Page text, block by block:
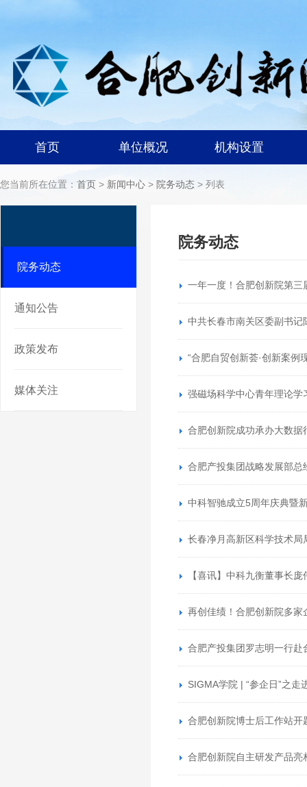
首页 单位概况 机构设置
您当前所在位置： 首页 > 新闻中心 > 院务动态 > 列表
院务动态
通知公告
政策发布
媒体关注
院务动态
一年一度！合肥创新院第
中共长春市南关区委副书
“合肥自贸创新荟·创新案例
强磁场科学中心青年理论学
合肥创新院成功承办大数据
合肥产投集团战略发展部
中科智驰成立5周年庆典暨
长春净月高新区科学技术
【喜讯】中科九衡董事长
再创佳绩！合肥创新院多家
合肥产投集团罗志明一行赴
SIGMA学院 | “参企日”之走
合肥创新院博士后工作站开
合肥创新院自主研发产品亮